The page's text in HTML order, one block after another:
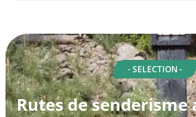
- SELECTION -
Rutes de senderisme